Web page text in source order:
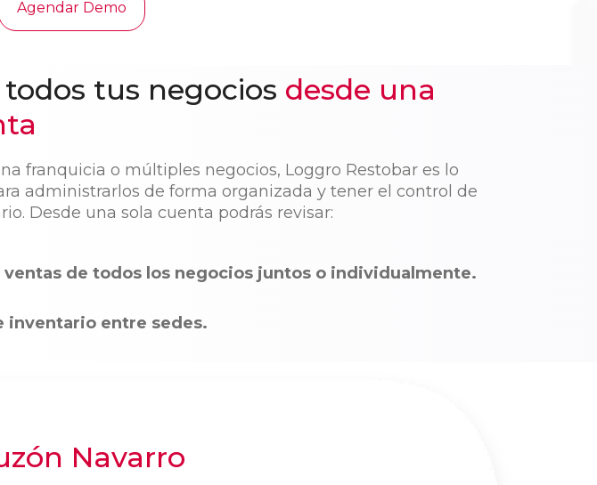
Agendar Demo
tus negocios desde una
franquicia o múltiples negocios, Loggro Restobar es lo
administrarlos de forma organizada y tener el control de
Desde una sola cuenta podrás revisar:
ventas de todos los negocios juntos o individualmente.
inventario entre sedes.
Navarro